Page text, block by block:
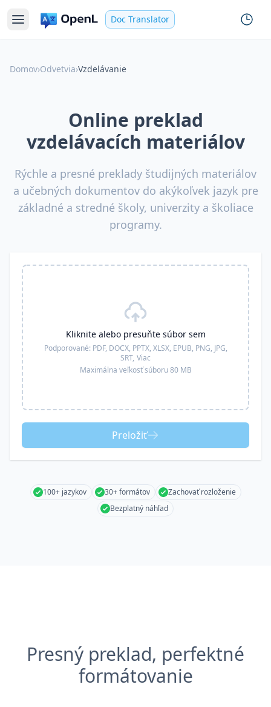
Doc Translator
Domov›Odvetvia›Vzdelávanie
Online preklad
vzdelávacích materiálov
Rýchle a presné preklady študijných materiálov
a učebných dokumentov do akýkoľvek jazyk pre
základné a stredné školy, univerzity a školiace
programy.
Kliknite alebo presuňte súbor sem
Podporované: PDF, DOCX, PPTX, XLSX, EPUB, PNG, JPG,
SRT, Viac
Maximálna veľkosť súboru 80 MB
Preložiť
100+ jazykov 30+ formátov
Zachovať rozloženie
Bezplatný náhľad
Presný preklad, perfektné
formátovanie